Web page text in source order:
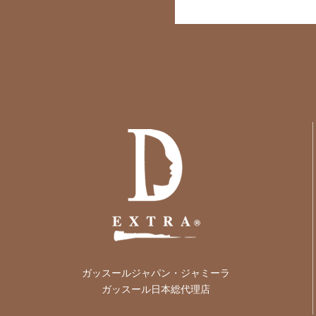
ガッスールジャパン・ジャミーラ
ガッスール日本総代理店